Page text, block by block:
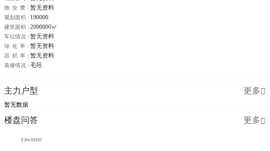
物 业 费：暂无资料
规划面积：190000
建筑面积：2000000㎡
车位情况：暂无资料
绿 化 率：暂无资料
容 积 率：暂无资料
装修情况：毛坯
主力户型 更多
暂无数据
楼盘问答 更多
yawntest